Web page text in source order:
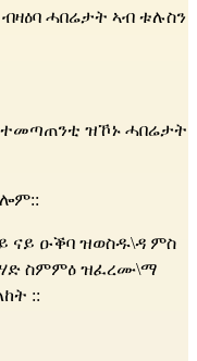
ሓበሬታት ኣብ ቱሉስን
ዝኾኑ ሓበሬታት
ናይ ዑቕባ ዝወስዱ\ዳ ምስ
ስምምዕ ዝፈረሙ\ማ
::